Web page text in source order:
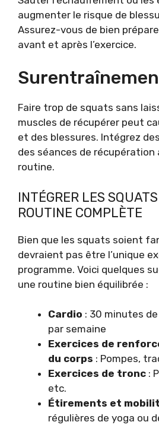
augmenter le risque de
Assurez-vous de bien
avant et après l’exercice.
Faire trop de squats sans
muscles de récupérer peut
et des blessures. Intégrez
des séances de
routine.
INTÉGRER LES
ROUTINE COMPLÈTE
Bien que les squats soient
devraient pas être l’unique
programme. Voici quelques
une routine bien équilibrée :
Cardio : 30 minutes
par semaine
Exercices de
du corps : Pompes,
Exercices de tronc :
etc.
Étirements et
régulières de yoga ou